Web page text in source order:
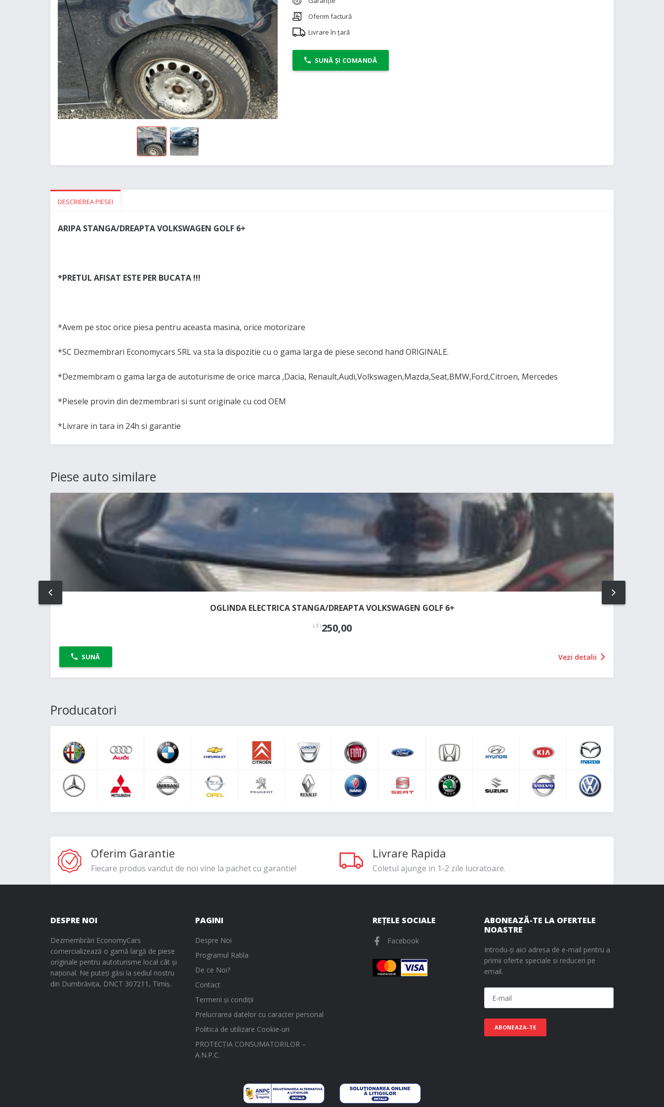
Oferim factură
Livrare în țară
SUNĂ ȘI COMANDĂ
DESCRIEREA PIESEI
ARIPA STANGA/DREAPTA VOLKSWAGEN GOLF 6+
*PRETUL AFISAT ESTE PER BUCATA !!!
*Avem pe stoc orice piesa pentru aceasta masina, orice motorizare
*SC Dezmembrari Economycars SRL va sta la dispozitie cu o gama larga de piese second hand ORIGINALE.
*Dezmembram o gama larga de autoturisme de orice marca ,Dacia, Renault,Audi,Volkswagen,Mazda,Seat,BMW,Ford,Citroen, Mercedes
*Piesele provin din dezmembrari si sunt originale cu cod OEM
*Livrare in tara in 24h si garantie
Piese auto similare
OGLINDA ELECTRICA STANGA/DREAPTA VOLKSWAGEN GOLF 6+
LEI250,00
SUNĂ Vezi detalii
PREV NEXT
Producatori
Oferim Garantie
Fiecare produs vandut de noi vine la pachet cu garantie!
Livrare Rapida
Coletul ajunge in 1-2 zile lucratoare.
DESPRE NOI
Dezmembrări EconomyCars
comercializează o gamă largă de piese
originale pentru autoturisme local cât și
național. Ne puteți găsi la sediul nostru
din Dumbrăvița, DNCT 307211, Timiș.
PAGINI
Despre Noi
Programul Rabla
De ce Noi?
Contact
Termeni și condiții
Prelucrarea datelor cu caracter personal
Politica de utilizare Cookie-uri
PROTECŢIA CONSUMATORILOR –
A.N.P.C.
REȚELE SOCIALE
Facebook
ABONEAZĂ-TE LA OFERTELE
NOASTRE
Introdu-ți aici adresa de e-mail pentru a
primii oferte speciale si reduceri pe
email.
ABONEAZA-TE